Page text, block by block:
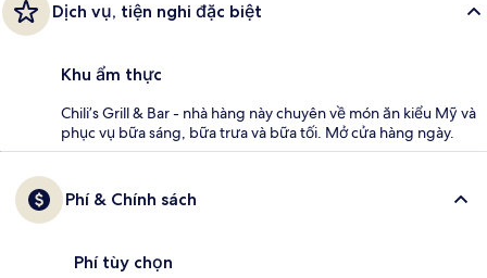
Dịch vụ, tiện nghi đặc biệt
Khu ẩm thực
Chili’s Grill & Bar - nhà hàng này chuyên về món ăn kiểu Mỹ và
phục vụ bữa sáng, bữa trưa và bữa tối. Mở cửa hàng ngày.
Phí & Chính sách
Phí tùy chọn